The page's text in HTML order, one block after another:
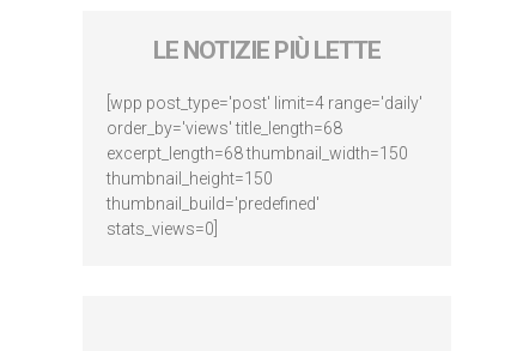
LE NOTIZIE PIÙ LETTE
[wpp post_type='post' limit=4 range='daily'
order_by='views' title_length=68
excerpt_length=68 thumbnail_width=150
thumbnail_height=150
thumbnail_build='predefined'
stats_views=0]